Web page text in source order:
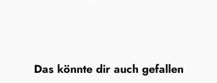
Das könnte dir auch gefallen